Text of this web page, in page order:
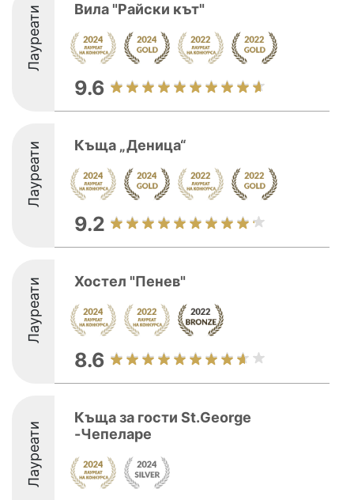
Лауреати Вила "Райски кът"
9.6
Лауреати Къща „Деница“
9.2
Лауреати Хостел "Пенев"
8.6
Лауреати
Къща за гости St.George
-Чепеларе